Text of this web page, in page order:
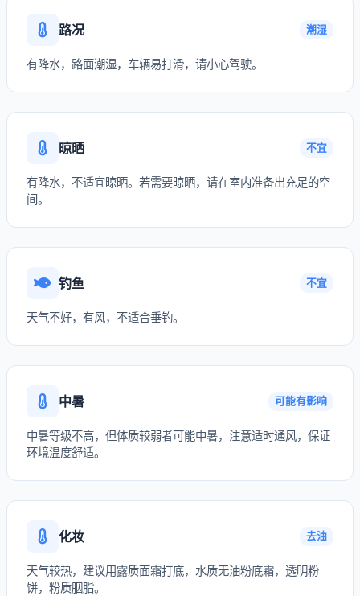
路况 潮湿
有降水，路面潮湿，车辆易打滑，请小心驾驶。
晾晒 不宜
有降水，不适宜晾晒。若需要晾晒，请在室内准备出充足的空
间。
钓鱼 不宜
天气不好，有风，不适合垂钓。
中暑 可能有影响
中暑等级不高，但体质较弱者可能中暑，注意适时通风，保证
环境温度舒适。
化妆 去油
天气较热，建议用露质面霜打底，水质无油粉底霜，透明粉
饼，粉质胭脂。